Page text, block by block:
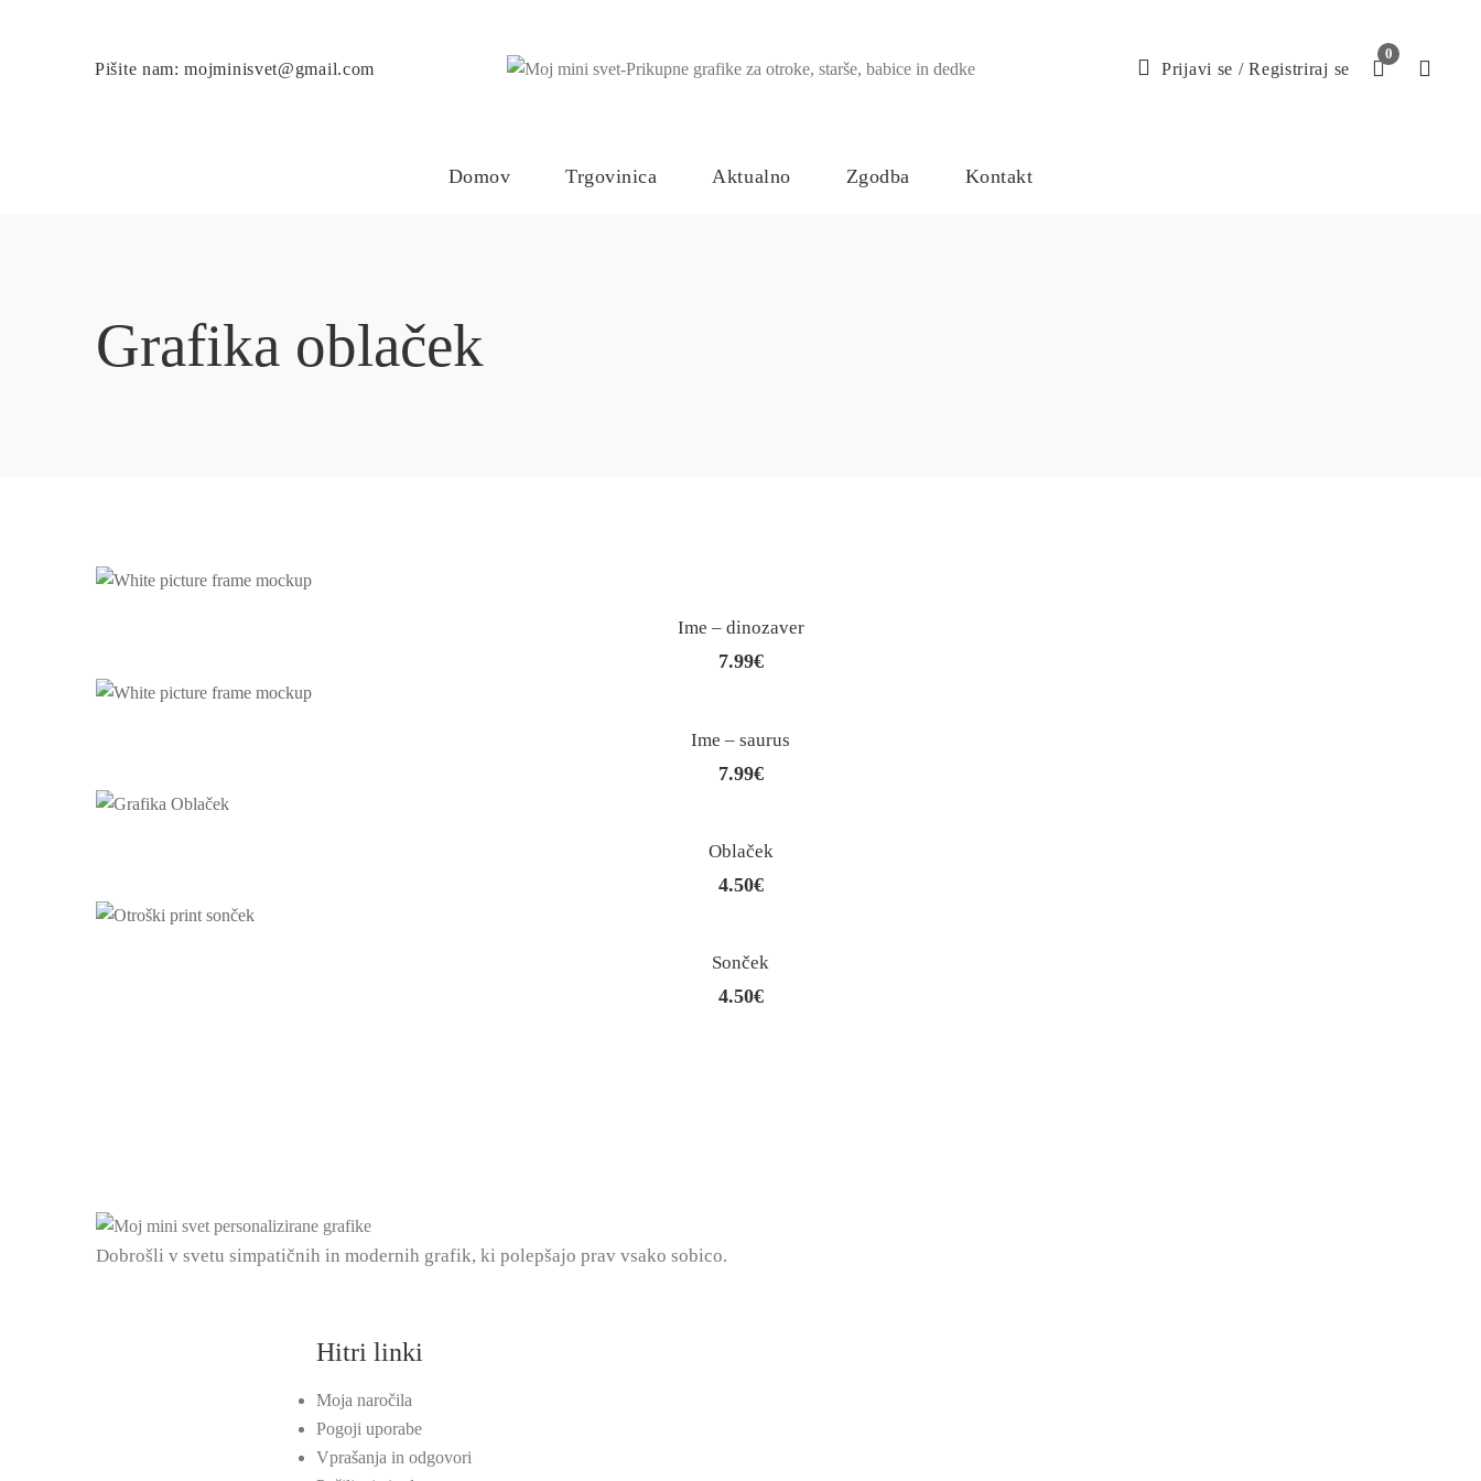
Pišite nam: mojminisvet@gmail.com Prijavi se /Registriraj se
0
Domov Trgovinica Aktualno Zgodba Kontakt
Grafika oblaček
Ime – dinozaver
7.99€
Ime – saurus
7.99€
Oblaček
4.50€
Sonček
4.50€
Dobrošli v svetu simpatičnih in modernih grafik, ki polepšajo prav vsako sobico.
Hitri linki
Moja naročila
Pogoji uporabe
Vprašanja in odgovori